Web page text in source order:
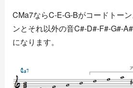
CMa7ならC-E-G-Bがコードトー
ンとそれ以外の音C#-D#-F#-G#-
になります。